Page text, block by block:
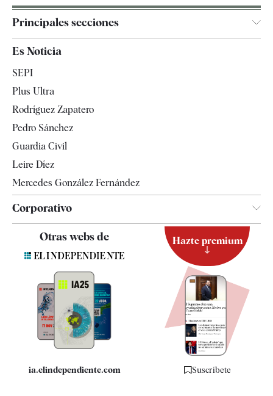
Principales secciones
España
Televisión
Es Noticia
SEPI
Plus Ultra
Rodríguez Zapatero
Pedro Sánchez
Guardia Civil
Leire Díez
Mercedes González Fernández
Corporativo
Contacto
Quiénes somos
Especificaciones
Otras webs de
ia.elindependiente.com
Hazte premium
Suscríbete